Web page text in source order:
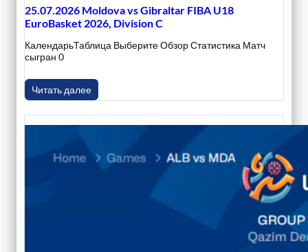
25.07.2026 Moldova vs Gibraltar FIBA U18
EuroBasket 2026, Division C
КалендарьТаблица Выберите Обзор Статистика Матч
сыгран 0
Читать далее